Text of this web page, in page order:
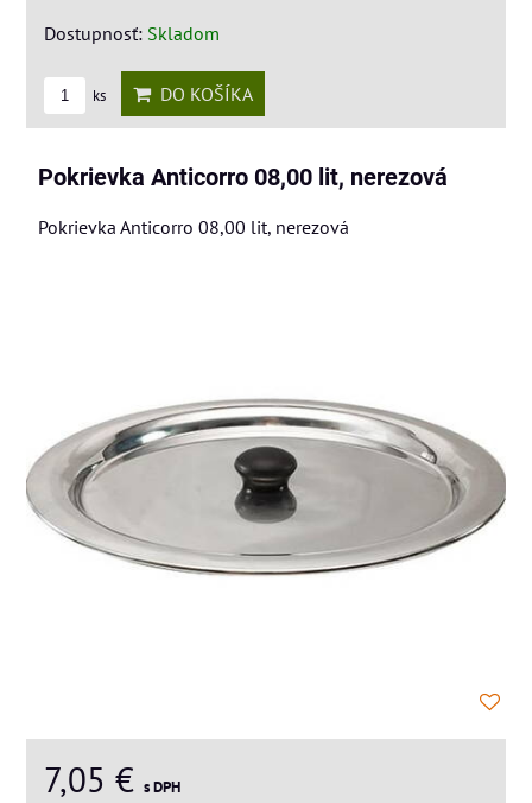
Dostupnosť: Skladom
ks DO KOŠÍKA
Pokrievka Anticorro 08,00 lit, nerezová
Pokrievka Anticorro 08,00 lit, nerezová
7,05 € s DPH